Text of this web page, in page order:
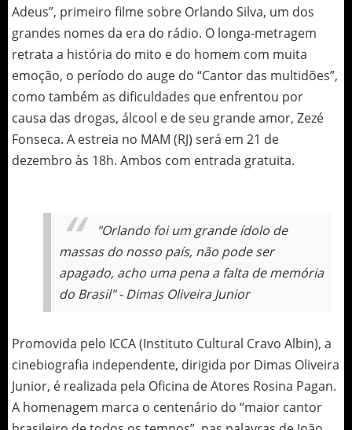
Adeus”, primeiro filme sobre Orlando Silva, um dos
grandes nomes da era do rádio. O longa-metragem
retrata a história do mito e do homem com muita
emoção, o período do auge do “Cantor das multidões”,
como também as dificuldades que enfrentou por
causa das drogas, álcool e de seu grande amor, Zezé
Fonseca. A estreia no MAM (RJ) será em 21 de
dezembro às 18h. Ambos com entrada gratuita.
"Orlando foi um grande ídolo de
massas do nosso país, não pode ser
apagado, acho uma pena a falta de memória
do Brasil" - Dimas Oliveira Junior
Promovida pelo ICCA (Instituto Cultural Cravo Albin), a
cinebiografia independente, dirigida por Dimas Oliveira
Junior, é realizada pela Oficina de Atores Rosina Pagan.
A homenagem marca o centenário do “maior cantor